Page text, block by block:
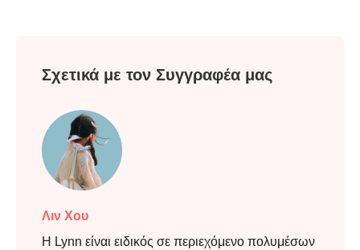
Σχετικά με τον Συγγραφέα μας
Λιν Χου
Η Lynn είναι ειδικός σε περιεχόμενο πολυμέσων